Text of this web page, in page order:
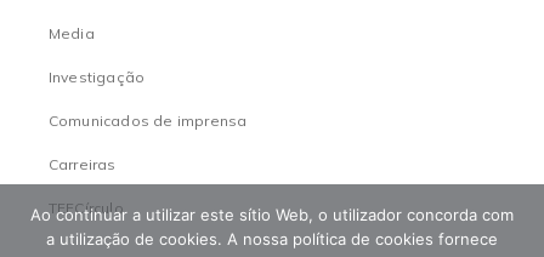
Media
Investigação
Comunicados de imprensa
Carreiras
TEFCírculo
Ao continuar a utilizar este sítio Web, o utilizador concorda com
a utilização de cookies. A nossa política de cookies fornece